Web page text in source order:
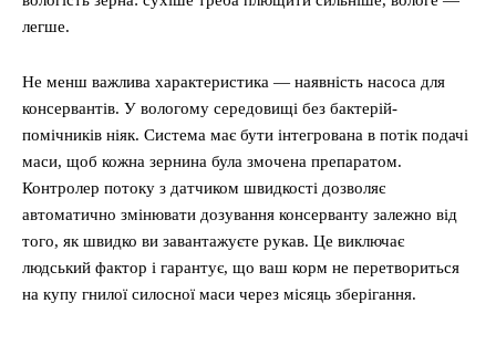
легше.
Не менш важлива характеристика — наявність насоса для
консервантів. У вологому середовищі без бактерій-
помічників ніяк. Система має бути інтегрована в потік подачі
маси, щоб кожна зернина була змочена препаратом.
Контролер потоку з датчиком швидкості дозволяє
автоматично змінювати дозування консерванту залежно від
того, як швидко ви завантажуєте рукав. Це виключає
людський фактор і гарантує, що ваш корм не перетвориться
на купу гнилої силосної маси через місяць зберігання.